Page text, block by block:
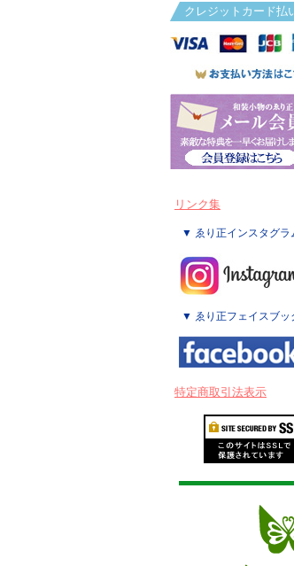
クレジットカード払
リンク集
▼ ゑり正インスタグラ
▼ ゑり正フェイスブッ
特定商取引法表示